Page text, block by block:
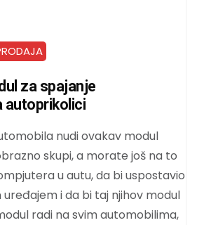
za spajanje
autoprikolici
nudi ovakav modul
skupi, a morate još na to
u autu, da bi uspostavio
i da bi taj njihov modul
radi na svim automobilima,